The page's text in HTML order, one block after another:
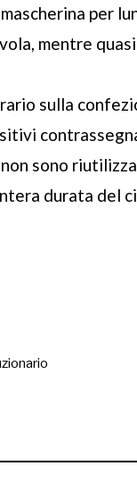
per
mentre
sulla
sono
durata del